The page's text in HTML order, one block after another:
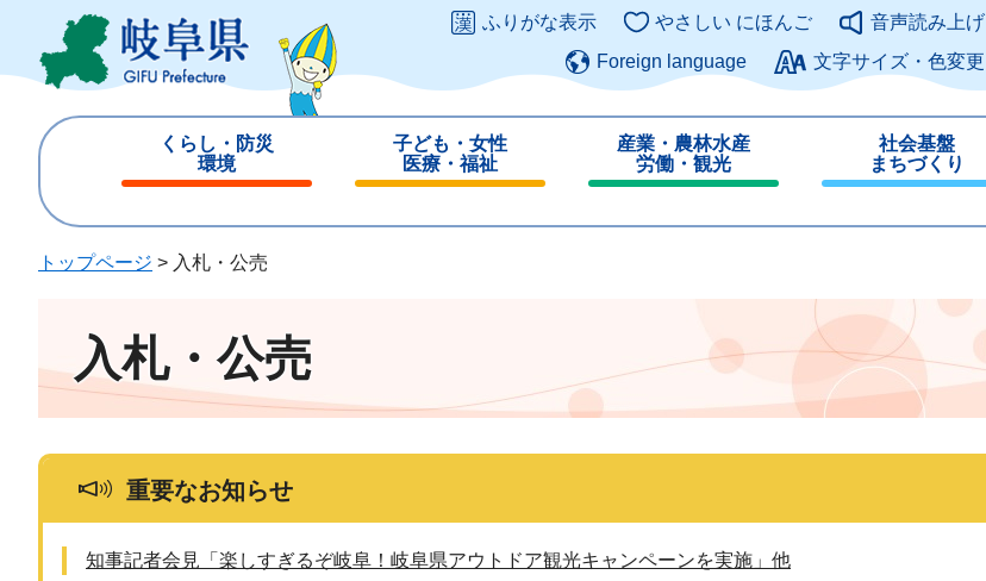
ジ
ュ
このページの本文へ
ふりがな表示 やさしい にほんご
音声読み上げ
Foreign language
文字サイズ・色変更
くらし・防災
環境
じ
子ども・女性
医療・福祉
じ
産業・農林水産
労働・観光
じ
社会基盤
まちづくり
じ
トップページ > 入札・公売
入札・公売
重要なお知らせ
知事記者会見「楽しすぎるぞ岐阜！岐阜県アウトドア観光キャンペーンを実施」他